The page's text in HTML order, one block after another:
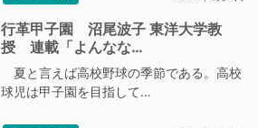
行革甲子園 沼尾波子 東洋大学教
授 連載「よんなな…
夏と言えば高校野球の季節である。高校
球児は甲子園を目指して…